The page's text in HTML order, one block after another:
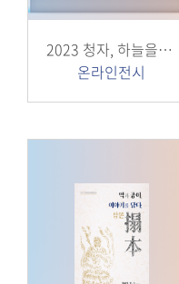
2023 청자, 하늘을 담다
온라인전시